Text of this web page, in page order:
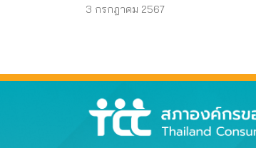
ตกหลุมมิจฉาชีพ
3 กรกฎาคม 2567